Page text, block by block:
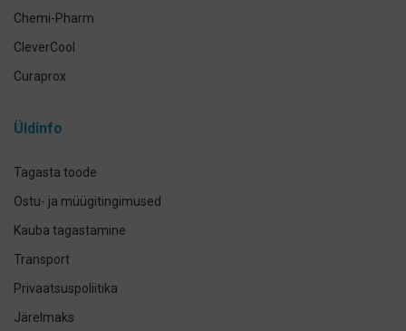
Chemi-Pharm
CleverCool
Curaprox
Elmex
Üldinfo
Tagasta toode
Ostu- ja müügitingimused
Kauba tagastamine
Transport
Privaatsuspoliitika
Järelmaks